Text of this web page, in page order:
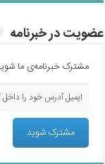
عضویت در خبرنامه
مشترک خبرنامه‌ی ما